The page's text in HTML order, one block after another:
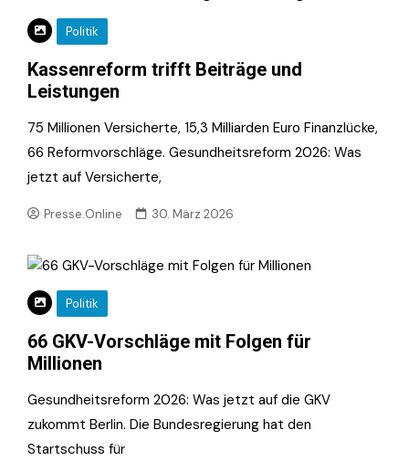
Politik
Kassenreform trifft Beiträge und
Leistungen
75 Millionen Versicherte, 15,3 Milliarden Euro Finanzlücke,
66 Reformvorschläge. Gesundheitsreform 2026: Was
jetzt auf Versicherte,
Presse.Online 30. März 2026
Politik
66 GKV-Vorschläge mit Folgen für
Millionen
Gesundheitsreform 2026: Was jetzt auf die GKV
zukommt Berlin. Die Bundesregierung hat den
Startschuss für